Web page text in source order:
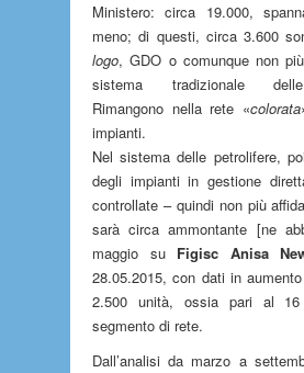
Ministero: circa 19.000,
meno; di questi, circa 3.600
logo, GDO o comunque non
sistema tradizionale
Rimangono nella rete «colorata
impianti.
Nel sistema delle petrolifere,
degli impianti in gestione
controllate – quindi non più
sarà circa ammontante [ne
maggio su Figisc Anisa
28.05.2015, con dati in
2.500 unità, ossia pari al
segmento di rete.
Dall’analisi da marzo a